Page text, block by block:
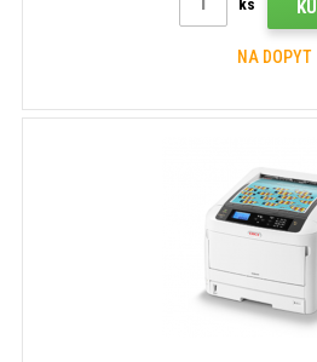
NA DOPYT